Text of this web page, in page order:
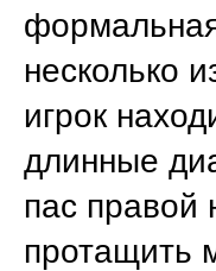
несколько
игрок
длинные
пас правой
протащить